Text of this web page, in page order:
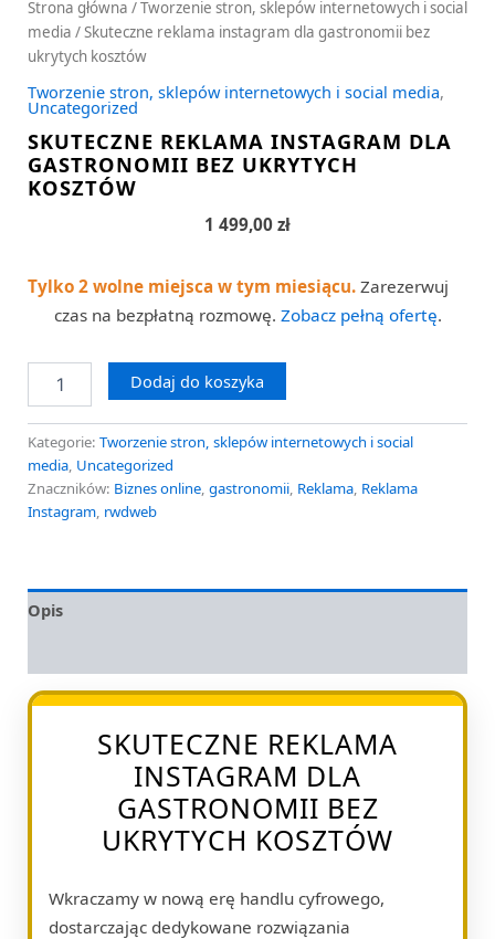
Strona główna /Tworzenie stron, sklepów internetowych i social
media / Skuteczne reklama instagram dla gastronomii bez
ukrytych kosztów
Tworzenie stron, sklepów internetowych i social media,
Uncategorized
SKUTECZNE REKLAMA INSTAGRAM DLA
GASTRONOMII BEZ UKRYTYCH
KOSZTÓW
1 499,00 zł
Tylko 2 wolne miejsca w tym miesiącu. Zarezerwuj
czas na bezpłatną rozmowę. Zobacz pełną ofertę.
Dodaj do koszyka
Kategorie: Tworzenie stron, sklepów internetowych i social
media, Uncategorized
Znaczników: Biznes online, gastronomii, Reklama, Reklama
Instagram, rwdweb
Opis
SKUTECZNE REKLAMA
INSTAGRAM DLA
GASTRONOMII BEZ
UKRYTYCH KOSZTÓW
Wkraczamy w nową erę handlu cyfrowego,
dostarczając dedykowane rozwiązania